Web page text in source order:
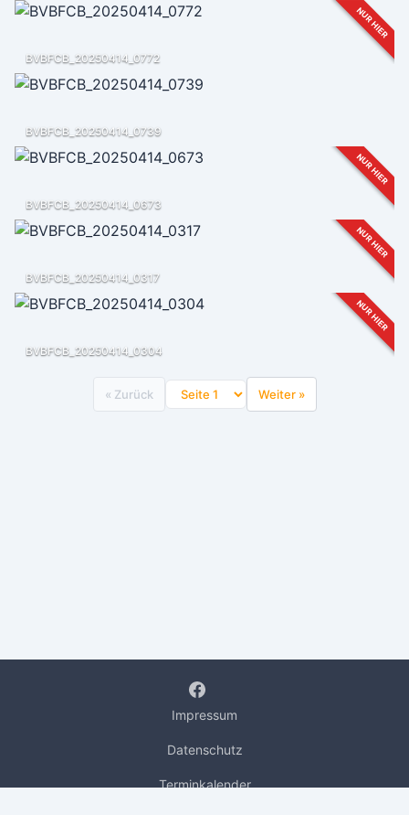
NUR HIER
BVBFCB_20250414_0772
BVBFCB_20250414_0739
NUR HIER
BVBFCB_20250414_0673
NUR HIER
BVBFCB_20250414_0317
NUR HIER
BVBFCB_20250414_0304
« Zurück Weiter »
Impressum
Datenschutz
Terminkalender